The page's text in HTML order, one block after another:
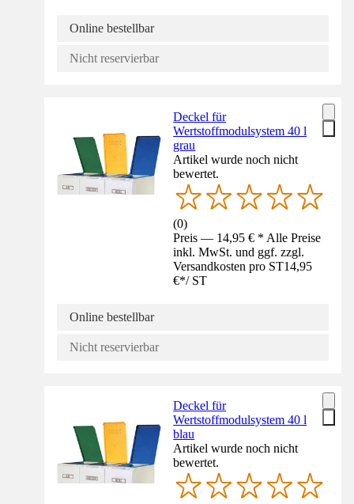
Online bestellbar
Nicht reservierbar
Deckel für
Wertstoffmodulsystem 40 l
grau
Artikel wurde noch nicht
bewertet.
(0)
Preis — 14,95 € * Alle Preise
inkl. MwSt. und ggf. zzgl.
Versandkosten pro ST14,95
€*/ ST
Online bestellbar
Nicht reservierbar
Deckel für
Wertstoffmodulsystem 40 l
blau
Artikel wurde noch nicht
bewertet.